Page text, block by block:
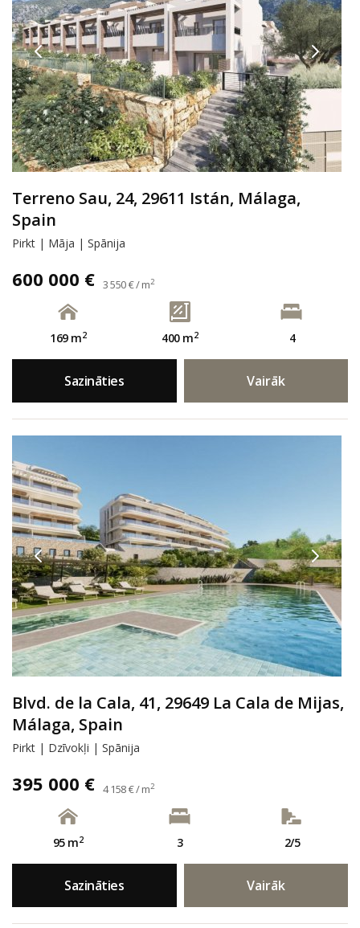
Terreno Sau, 24, 29611 Istán, Málaga,
Spain
Pirkt | Māja | Spānija
600 000 € 3 550 € / m2
169 m2 400 m2 4
Sazināties Vairāk
Blvd. de la Cala, 41, 29649 La Cala de Mijas,
Málaga, Spain
Pirkt | Dzīvokļi | Spānija
395 000 € 4 158 € / m2
95 m2 3 2/5
Sazināties Vairāk